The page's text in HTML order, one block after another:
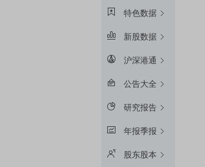
特色数据
新股数据
沪深港通
公告大全
研究报告
年报季报
股东股本